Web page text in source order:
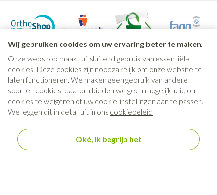
Wij gebruiken cookies om uw ervaring beter te maken.
Onze webshop maakt uitsluitend gebruik van essentiële
cookies. Deze cookies zijn noodzakelijk om onze website te
laten functioneren. We maken geen gebruik van andere
soorten cookies; daarom bieden we geen mogelijkheid om
cookies te weigeren of uw cookie-instellingen aan te passen.
We leggen dit in detail uit in ons cookiebeleid
Oké, ik begrijp het
Juridische links